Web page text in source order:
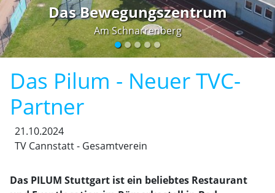
Das PILUM Stuttgart ist ein beliebtes Restaurant
und Eventlocation im Römerkastell in Bad
Cannstatt. Erfahre mehr über unseren neuen
Partner...